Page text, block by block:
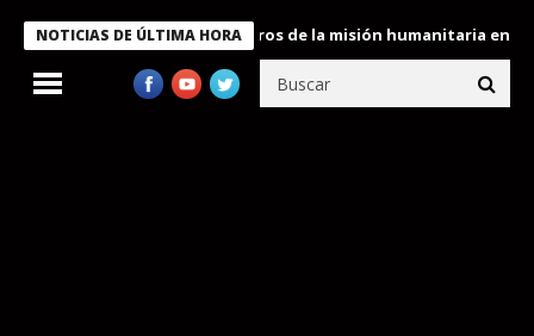
NOTICIAS DE ÚLTIMA HORA
condecora a miembros de la misión humanitaria enviada a